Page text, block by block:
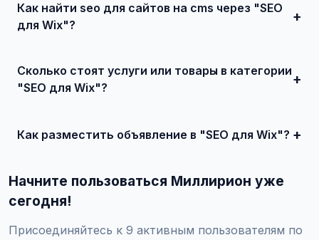
Как найти seo для сайтов на cms через "SEO
для Wix"?
и договоритесь о сделке.
Сколько стоят услуги или товары в категории
"SEO для Wix"?
Как разместить объявление в "SEO для Wix"?
/ SEO для сайтов на CMS / SEO для Wix", заполните
форму и опубликуйте. Первые объявления — бесплатно!
Начните пользоваться Миллирион уже
сегодня!
Присоединяйтесь к 9 активным пользователям по